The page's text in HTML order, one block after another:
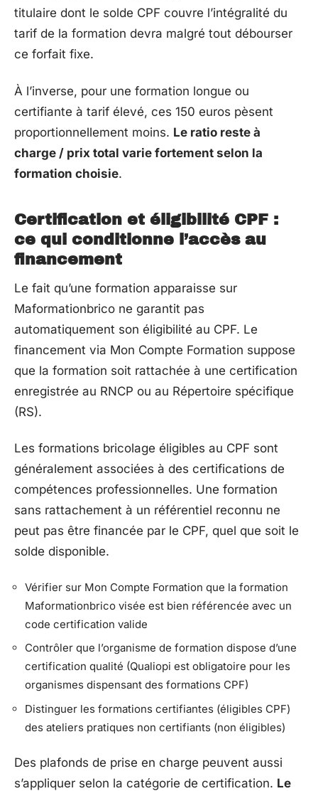
titulaire dont le solde CPF couvre l’intégralité du
tarif de la formation devra malgré tout débourser
ce forfait fixe.
À l’inverse, pour une formation longue ou
certifiante à tarif élevé, ces 150 euros pèsent
proportionnellement moins. Le ratio reste à
charge / prix total varie fortement selon la
formation choisie.
Certification et éligibilité CPF :
ce qui conditionne l’accès au
financement
Le fait qu’une formation apparaisse sur
Maformationbrico ne garantit pas
automatiquement son éligibilité au CPF. Le
financement via Mon Compte Formation suppose
que la formation soit rattachée à une certification
enregistrée au RNCP ou au Répertoire spécifique
(RS).
Les formations bricolage éligibles au CPF sont
généralement associées à des certifications de
compétences professionnelles. Une formation
sans rattachement à un référentiel reconnu ne
peut pas être financée par le CPF, quel que soit le
solde disponible.
Vérifier sur Mon Compte Formation que la formation
Maformationbrico visée est bien référencée avec un
code certification valide
Contrôler que l’organisme de formation dispose d’une
certification qualité (Qualiopi est obligatoire pour les
organismes dispensant des formations CPF)
Distinguer les formations certifiantes (éligibles CPF)
des ateliers pratiques non certifiants (non éligibles)
Des plafonds de prise en charge peuvent aussi
s’appliquer selon la catégorie de certification. Le